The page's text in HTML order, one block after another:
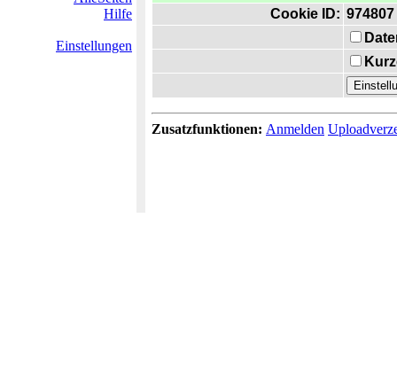
Hilfe
Einstellungen
Cookie ID: 974807
Zusatzfunktionen: Anmelden